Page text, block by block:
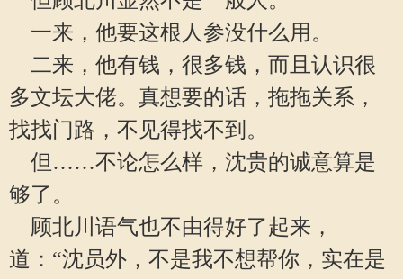
一来，他要这根人参没什么用。
二来，他有钱，很多钱，而且认识很
多文坛大佬。真想要的话，拖拖关系，
找找门路，不见得找不到。
但……不论怎么样，沈贵的诚意算是
够了。
顾北川语气也不由得好了起来，
道：“沈员外，不是我不想帮你，实在是